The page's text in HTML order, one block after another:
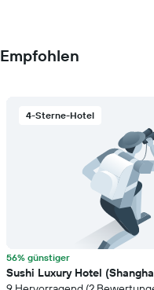
Empfohlen
4-Sterne-Hotel
56% günstiger
Sushi Luxury Hotel